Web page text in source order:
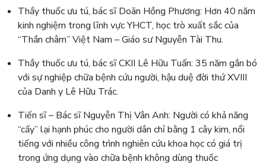
Thầy thuốc ưu tú, bác sĩ Doãn Hồng Phương: Hơn 40 năm
kinh nghiệm trong lĩnh vực YHCT, học trò xuất sắc của
“Thần châm” Việt Nam – Giáo sư Nguyễn Tài Thu.
Thầy thuốc ưu tú, bác sĩ CKII Lê Hữu Tuấn: 35 năm gắn bó
với sự nghiệp chữa bệnh cứu người, hậu duệ đời thứ XVIII
của Danh y Lê Hữu Trác.
Tiến sĩ – Bác sĩ Nguyễn Thị Vân Anh: Người có khả năng
“cấy” lại hạnh phúc cho người dân chỉ bằng 1 cây kim, nổi
tiếng với nhiều công trình nghiên cứu khoa học có giá trị
trong ứng dụng vào chữa bệnh không dùng thuốc